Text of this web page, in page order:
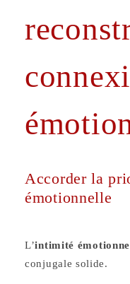
Accorder la
émotionnelle
L’intimité
conjugale solide.